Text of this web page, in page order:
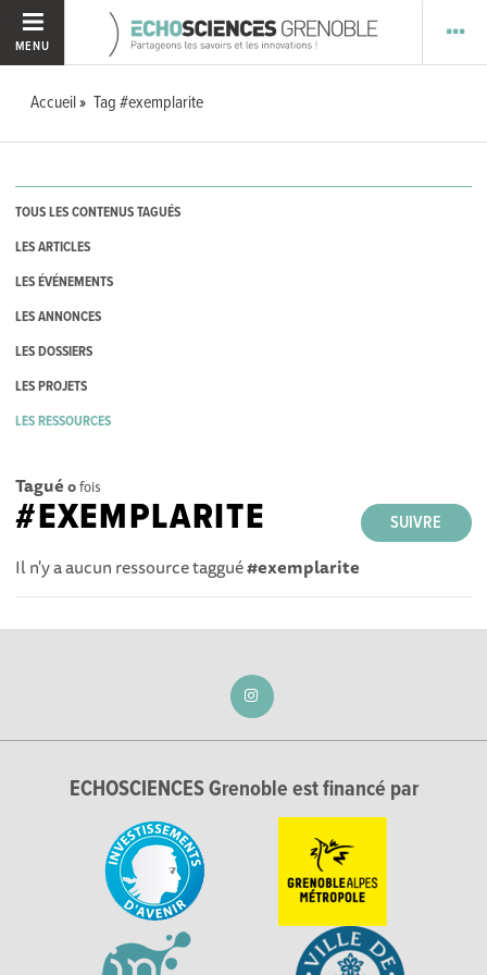
MENU
Accueil Tag #exemplarite
TOUS LES CONTENUS TAGUÉS
LES ARTICLES
LES ÉVÉNEMENTS
LES ANNONCES
LES DOSSIERS
LES PROJETS
LES RESSOURCES
Tagué 0fois
SUIVRE
#EXEMPLARITE
Il n'y a aucun ressource taggué#exemplarite
ECHOSCIENCES Grenoble est financé par